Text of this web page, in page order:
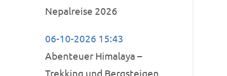
Nepalreise 2026
06-10-2026 15:43
Abenteuer Himalaya –
Trekking und Bergsteigen